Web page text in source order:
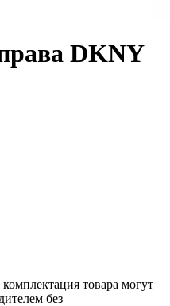
DKNY
товара могут
без